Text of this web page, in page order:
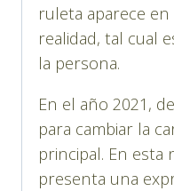
ruleta aparece en
realidad, tal cual
la persona.
En el año 2021,
para cambiar la
principal. En esta
presenta una